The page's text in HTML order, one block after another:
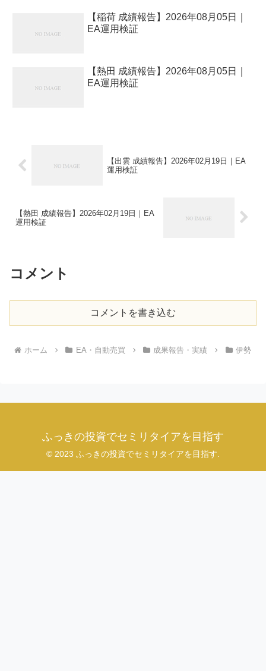
【稲荷 成績報告】2026年08月05日｜
EA運用検証
【熱田 成績報告】2026年08月05日｜
EA運用検証
【出雲 成績報告】2026年02月19日｜EA
運用検証
【熱田 成績報告】2026年02月19日｜EA
運用検証
コメント
コメントを書き込む
ホーム EA・自動売買 成果報告・実績 伊勢
ふっきの投資でセミリタイアを目指す
© 2023 ふっきの投資でセミリタイアを目指す.